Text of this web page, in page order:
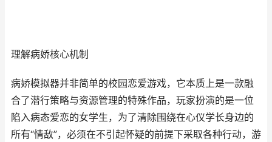
理解病娇核心机制
病娇模拟器并非简单的校园恋爱游戏，它本质上是一款融
合了潜行策略与资源管理的特殊作品，玩家扮演的是一位
陷入病态爱恋的女学生，为了清除围绕在心仪学长身边的
所有“情敌”，必须在不引起怀疑的前提下采取各种行动，游